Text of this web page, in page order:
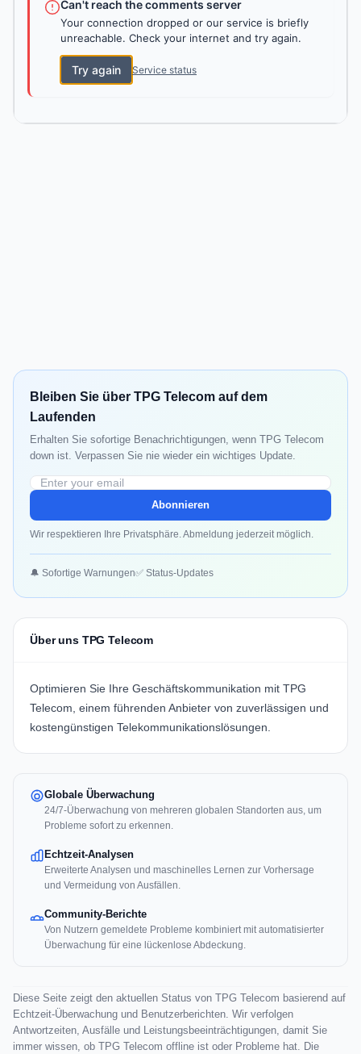
Can't reach the comments server
Your connection dropped or our service is briefly
unreachable. Check your internet and try again.
Try again Service status
Bleiben Sie über TPG Telecom auf dem
Laufenden
Erhalten Sie sofortige Benachrichtigungen, wenn TPG Telecom
down ist. Verpassen Sie nie wieder ein wichtiges Update.
Abonnieren
Wir respektieren Ihre Privatsphäre. Abmeldung jederzeit möglich.
🔔 Sofortige Warnungen✅ Status-Updates
Über uns TPG Telecom
Optimieren Sie Ihre Geschäftskommunikation mit TPG
Telecom, einem führenden Anbieter von zuverlässigen und
kostengünstigen Telekommunikationslösungen.
Globale Überwachung
24/7-Überwachung von mehreren globalen Standorten aus, um
Probleme sofort zu erkennen.
Echtzeit-Analysen
Erweiterte Analysen und maschinelles Lernen zur Vorhersage
und Vermeidung von Ausfällen.
Community-Berichte
Von Nutzern gemeldete Probleme kombiniert mit automatisierter
Überwachung für eine lückenlose Abdeckung.
Diese Seite zeigt den aktuellen Status von TPG Telecom basierend auf
Echtzeit-Überwachung und Benutzerberichten. Wir verfolgen
Antwortzeiten, Ausfälle und Leistungsbeeinträchtigungen, damit Sie
immer wissen, ob TPG Telecom offline ist oder Probleme hat. Die